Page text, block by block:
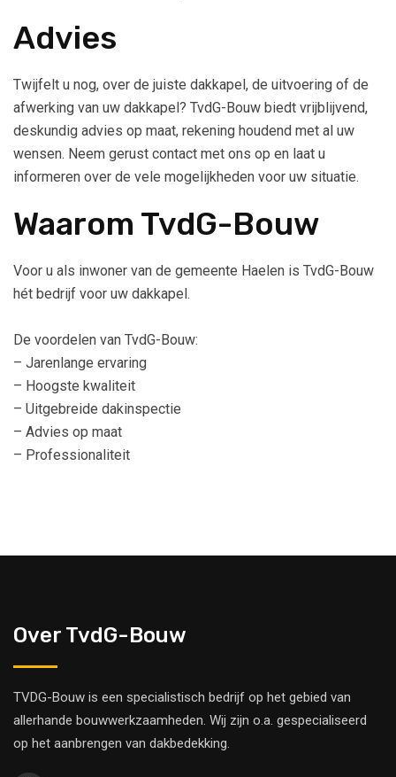
Advies
Twijfelt u nog, over de juiste dakkapel, de uitvoering of de
afwerking van uw dakkapel? TvdG-Bouw biedt vrijblijvend,
deskundig advies op maat, rekening houdend met al uw
wensen. Neem gerust contact met ons op en laat u
informeren over de vele mogelijkheden voor uw situatie.
Waarom TvdG-Bouw
Voor u als inwoner van de gemeente Haelen is TvdG-Bouw
hét bedrijf voor uw dakkapel.
De voordelen van TvdG-Bouw:
– Jarenlange ervaring
– Hoogste kwaliteit
– Uitgebreide dakinspectie
– Advies op maat
– Professionaliteit
Over TvdG-Bouw
TVDG-Bouw is een specialistisch bedrijf op het gebied van
allerhande bouwwerkzaamheden. Wij zijn o.a. gespecialiseerd
op het aanbrengen van dakbedekking.